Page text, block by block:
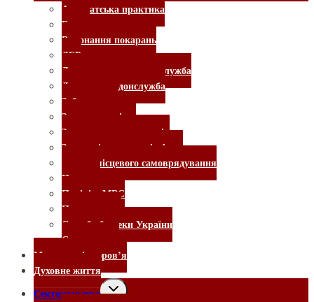
Адвокатська практика
Банки
Виконання покарань
ДБР
Державна виконавча служба
Держприкордонслужба
Забудовники
Законотворчість
Захист прав споживачів
Земельні та житлові афери
органи місцевого самоврядування
Податки
Поліція, МВС
Прокуратура
Служба безпеки України
Судочинство
Медицина і здоров’я
Духовне життя
Сектознавство